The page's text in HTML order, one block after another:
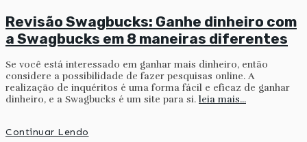
Revisão Swagbucks: Ganhe dinheiro com
a Swagbucks em 8 maneiras diferentes
Se você está interessado em ganhar mais dinheiro, então
considere a possibilidade de fazer pesquisas online. A
realização de inquéritos é uma forma fácil e eficaz de ganhar
dinheiro, e a Swagbucks é um site para si. leia mais...
Continuar Lendo